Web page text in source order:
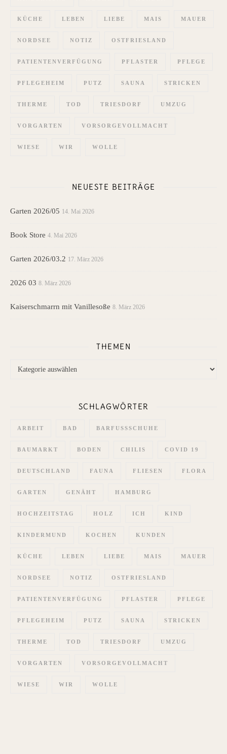
KÜCHE LEBEN LIEBE MAIS MAUER
NORDSEE NOTIZ OSTFRIESLAND
PATIENTENVERFÜGUNG PFLASTER PFLEGE
PFLEGEHEIM PUTZ SAUNA STRICKEN
THERME TOD TRIESDORF UMZUG
VORGARTEN VORSORGEVOLLMACHT
WIESE WIR WOLLE
NEUESTE BEITRÄGE
Garten 2026/05 14. Mai 2026
Book Store 4. Mai 2026
Garten 2026/03.2 17. März 2026
2026 03 8. März 2026
Kaiserschmarrn mit Vanillesoße 8. März 2026
THEMEN
SCHLAGWÖRTER
ARBEIT BAD BARFUSSSCHUHE
BAUMARKT BODEN CHILIS COVID 19
DEUTSCHLAND FAUNA FLIESEN FLORA
GARTEN GENÄHT HAMBURG
HOCHZEITSTAG HOLZ ICH KIND
KINDERMUND KOCHEN KUNDEN
KÜCHE LEBEN LIEBE MAIS MAUER
NORDSEE NOTIZ OSTFRIESLAND
PATIENTENVERFÜGUNG PFLASTER PFLEGE
PFLEGEHEIM PUTZ SAUNA STRICKEN
THERME TOD TRIESDORF UMZUG
VORGARTEN VORSORGEVOLLMACHT
WIESE WIR WOLLE